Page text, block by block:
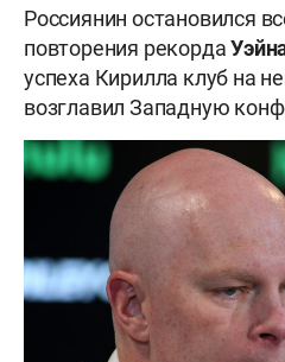
Россиянин остановился
повторения рекорда
успеха Кирилла клуб на
возглавил Западную